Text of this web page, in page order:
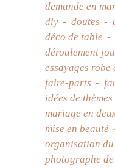
demande en
diy
doutes
déco de table
déroulement
essayages robe
faire-parts
idées de thèmes
mariage en
mise en beauté
organisation
photographe